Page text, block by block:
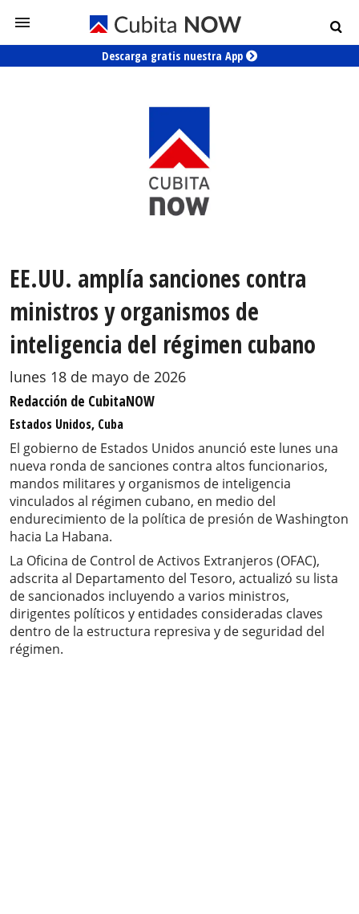
Descarga gratis nuestra App
EE.UU. amplía sanciones contra
ministros y organismos de
inteligencia del régimen cubano
lunes 18 de mayo de 2026
Redacción de CubitaNOW
Estados Unidos, Cuba
El gobierno de Estados Unidos anunció este lunes una
nueva ronda de sanciones contra altos funcionarios,
mandos militares y organismos de inteligencia
vinculados al régimen cubano, en medio del
endurecimiento de la política de presión de Washington
hacia La Habana.
La Oficina de Control de Activos Extranjeros (OFAC),
adscrita al Departamento del Tesoro, actualizó su lista
de sancionados incluyendo a varios ministros,
dirigentes políticos y entidades consideradas claves
dentro de la estructura represiva y de seguridad del
régimen.